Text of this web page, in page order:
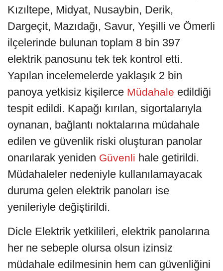
Kızıltepe, Midyat, Nusaybin, Derik,
Dargeçit, Mazıdağı, Savur, Yeşilli ve Ömerli
ilçelerinde bulunan toplam 8 bin 397
elektrik panosunu tek tek kontrol etti.
Yapılan incelemelerde yaklaşık 2 bin
panoya yetkisiz kişilerce Müdahale edildiği
tespit edildi. Kapağı kırılan, sigortalarıyla
oynanan, bağlantı noktalarına müdahale
edilen ve güvenlik riski oluşturan panolar
onarılarak yeniden Güvenli hale getirildi.
Müdahaleler nedeniyle kullanılamayacak
duruma gelen elektrik panoları ise
yenileriyle değiştirildi.
Dicle Elektrik yetkilileri, elektrik panolarına
her ne sebeple olursa olsun izinsiz
müdahale edilmesinin hem can güvenliğini